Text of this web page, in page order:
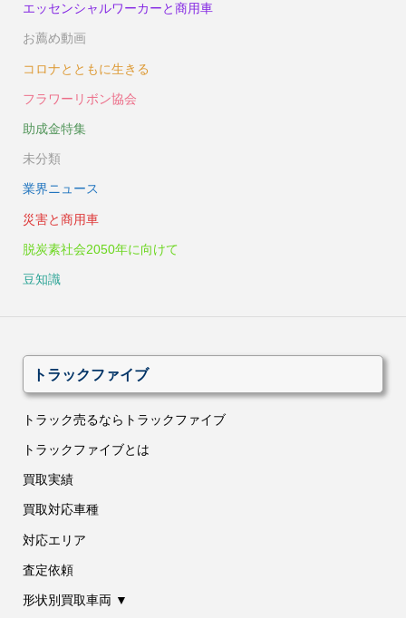
エッセンシャルワーカーと商用車
お薦め動画
コロナとともに生きる
フラワーリボン協会
助成金特集
未分類
業界ニュース
災害と商用車
脱炭素社会2050年に向けて
豆知識
トラックファイブ
トラック売るならトラックファイブ
トラックファイブとは
買取実績
買取対応車種
対応エリア
査定依頼
形状別買取車両 ▼